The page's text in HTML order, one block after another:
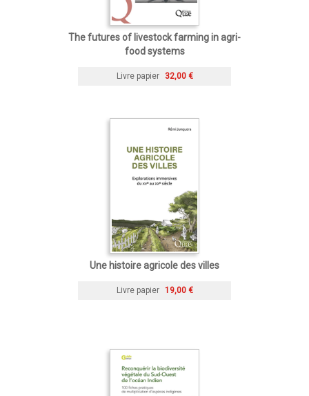
The futures of livestock farming in agri-
food systems
Livre papier 32,00 €
Une histoire agricole des villes
Livre papier 19,00 €